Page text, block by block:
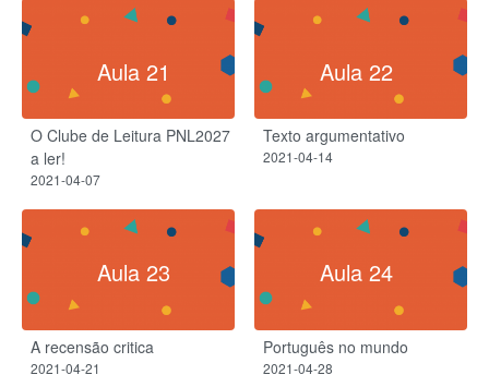
Aula 21
O Clube de Leitura PNL2027
a ler!
2021-04-07
Aula 22
Texto argumentativo
2021-04-14
Aula 23
A recensão critica
2021-04-21
Aula 24
Português no mundo
2021-04-28